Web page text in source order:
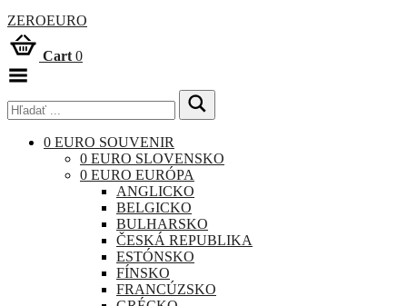
ZEROEURO
Cart 0
0 EURO SOUVENIR
0 EURO SLOVENSKO
0 EURO EURÓPA
ANGLICKO
BELGICKO
BULHARSKO
ČESKÁ REPUBLIKA
ESTÓNSKO
FÍNSKO
FRANCÚZSKO